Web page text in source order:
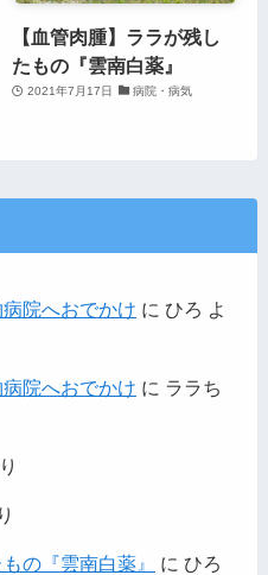
【血管肉腫】ララが残し
たもの『雲南白薬』
2021年7月17日 病院・病気
病院へおでかけ に ひろ よ
病院へおでかけ に ララち
の『雲南白薬』 に ひろ